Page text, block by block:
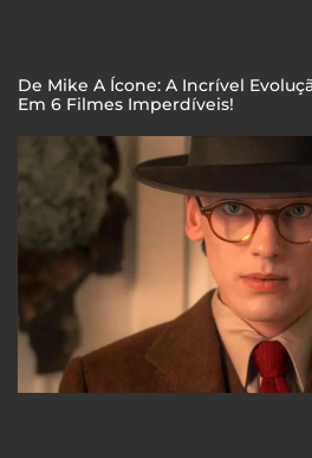
De Mike A Ícone: A Incrível
Em 6 Filmes Imperdíveis!